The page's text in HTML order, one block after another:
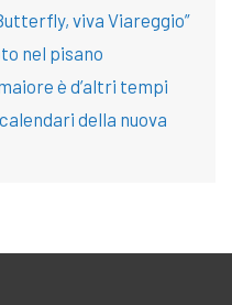
viva Viareggio”
nel pisano
è d’altri tempi
della nuova